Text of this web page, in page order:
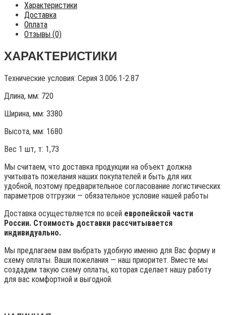
Характеристики
Доставка
Оплата
Отзывы (0)
ХАРАКТЕРИСТИКИ
Технические условия: Серия 3.006.1-2.87
Длина, мм: 720
Ширина, мм: 3380
Высота, мм: 1680
Вес 1 шт, т: 1,73
Мы считаем, что доставка продукции на объект должна
учитывать пожелания наших покупателей и быть для них
удобной, поэтому предварительное согласование логистических
параметров отгрузки — обязательное условие нашей работы
Доставка осуществляется по всей европейской части
России. Стоимость доставки рассчитывается
индивидуально.
Мы предлагаем вам выбрать удобную именно для Вас форму и
схему оплаты. Ваши пожелания — наш приоритет. Вместе мы
создадим такую схему оплаты, которая сделает нашу работу
для вас комфортной и выгодной.